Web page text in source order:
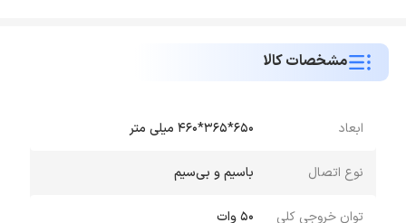
استفاده در محیط های بزرگ و اجرای مراسمات
شکوهمند می باشد به همین دلیل دارای بلندگوهای
باس قدرتمند در محیط های بزرگ مناسب می باشد به
چرخ و دسته حمل آن بسیار آسان شده است.
نشانگرهای LED تعبیه شده بر روی بدنه اسپیکر ایلیانگ
مشخصات کالا
ابعاد 650*365*460 میلی متر
نوع اتصال باسیم و بی‌سیم
توان خروجی کلی 50 وات